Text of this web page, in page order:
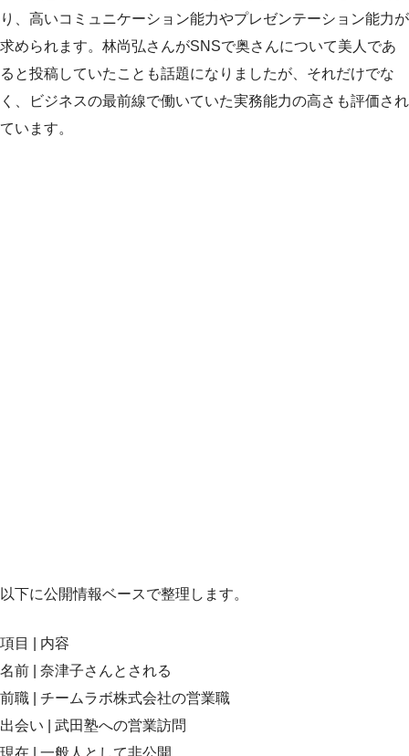
り、高いコミュニケーション能力やプレゼンテーション能力が
求められます。林尚弘さんがSNSで奥さんについて美人であ
ると投稿していたことも話題になりましたが、それだけでな
く、ビジネスの最前線で働いていた実務能力の高さも評価され
ています。
以下に公開情報ベースで整理します。
項目 | 内容
名前 | 奈津子さんとされる
前職 | チームラボ株式会社の営業職
出会い | 武田塾への営業訪問
現在 | 一般人として非公開